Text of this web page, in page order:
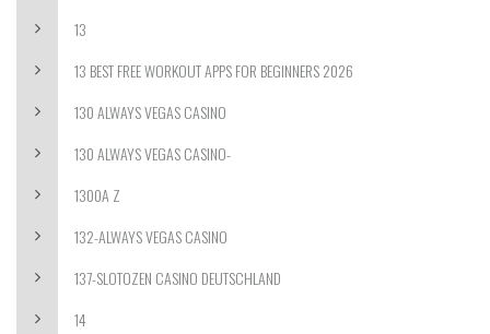
13
13 BEST FREE WORKOUT APPS FOR BEGINNERS 2026
130 ALWAYS VEGAS CASINO
130 ALWAYS VEGAS CASINO-
1300A Z
132-ALWAYS VEGAS CASINO
137-SLOTOZEN CASINO DEUTSCHLAND
14